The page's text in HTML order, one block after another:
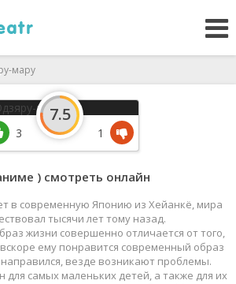
мару
) смотреть онлайн
в современную Японию из Хейанкё, мира
тысячи лет тому назад.
жизни совершенно отличается от того,
ему понравится современный образ
везде возникают проблемы.
для самых маленьких детей, а также для их
3
7.5
1